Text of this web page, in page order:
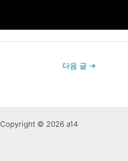
다음 글 →
Copyright © 2026 a14